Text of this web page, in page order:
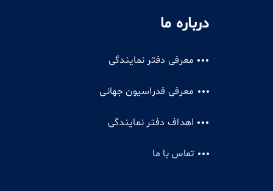
درباره ما
معرفی دفتر نمایندگی
معرفی فدراسیون جهانی
اهداف دفتر نمایندگی
تماس با ما